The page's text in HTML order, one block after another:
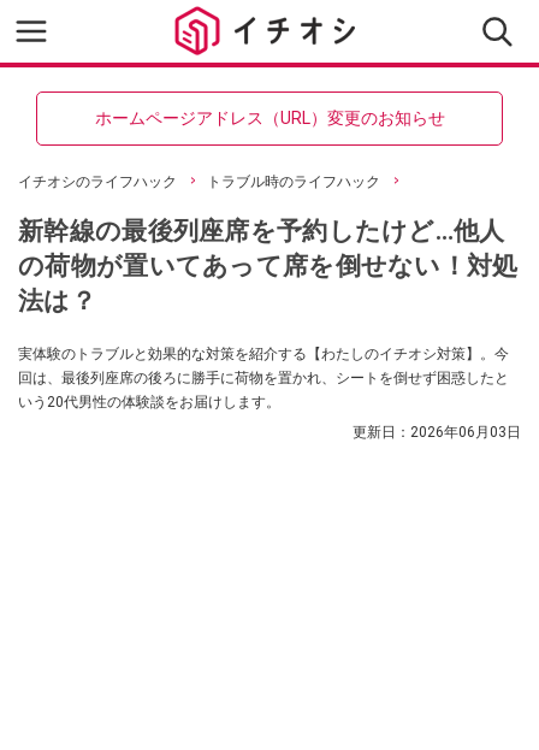
ホームページアドレス（URL）変更のお知らせ
イチオシのライフハック トラブル時のライフハック
新幹線の最後列座席を予約したけど…他人
の荷物が置いてあって席を倒せない！対処
法は？
実体験のトラブルと効果的な対策を紹介する【わたしのイチオシ対策】。今
回は、最後列座席の後ろに勝手に荷物を置かれ、シートを倒せず困惑したと
いう20代男性の体験談をお届けします。
更新日： 2026年06月03日